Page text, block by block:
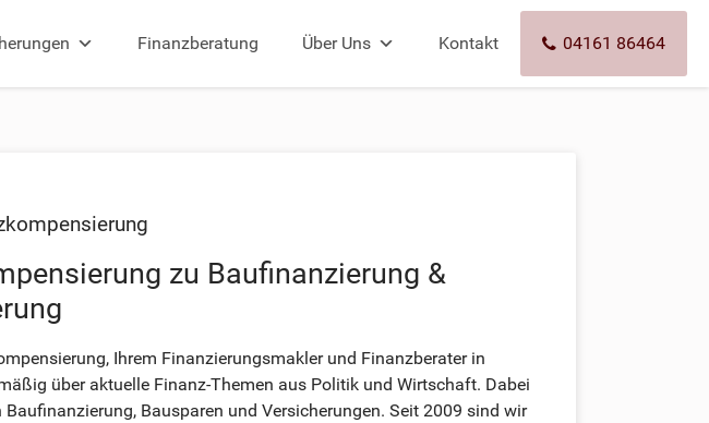
Finanzberatung Über Uns Kontakt 04161 86464
zu Baufinanzierung &
Ihrem Finanzierungsmakler und Finanzberater in
über aktuelle Finanz-Themen aus Politik und Wirtschaft. Dabei
Bausparen und Versicherungen. Seit 2009 sind wir